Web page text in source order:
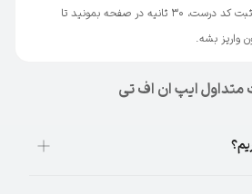
می‌گیره، جایزه بگیرید. پس از ثبت کد درست، ۳۰ ثانیه در صفحه بمونید تا
واریز بشه.
متداول ایپ ان اف تی